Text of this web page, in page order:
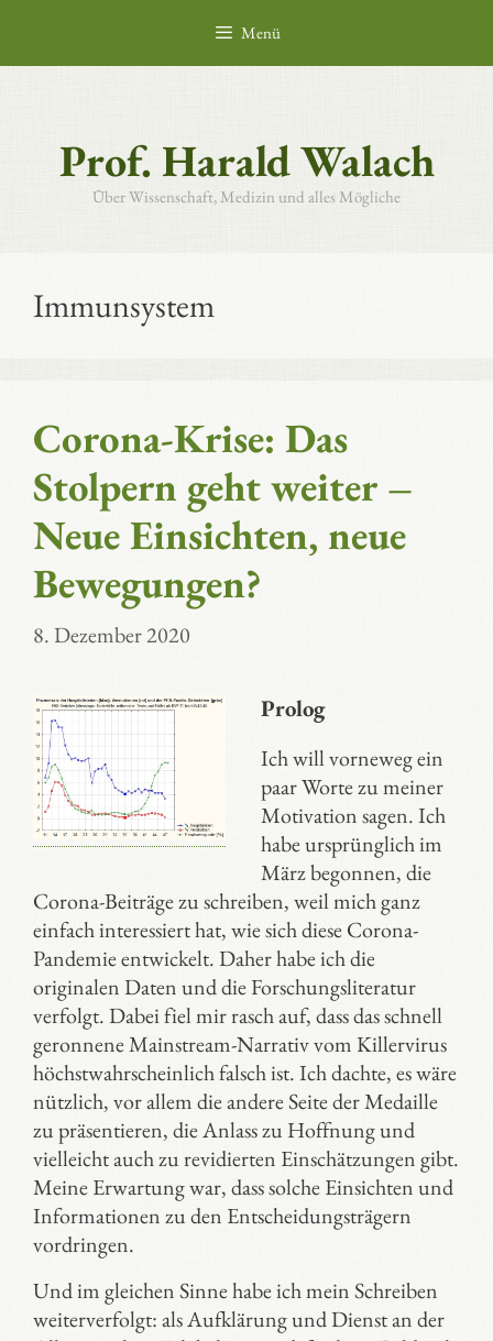
springen
Menü
Prof. Harald Walach
Über Wissenschaft, Medizin und alles Mögliche
Immunsystem
Corona-Krise: Das
Stolpern geht weiter –
Neue Einsichten, neue
Bewegungen?
8. Dezember 2020
Prolog
Ich will vorneweg ein
paar Worte zu meiner
Motivation sagen. Ich
habe ursprünglich im
März begonnen, die
Corona-Beiträge zu schreiben, weil mich ganz
einfach interessiert hat, wie sich diese Corona-
Pandemie entwickelt. Daher habe ich die
originalen Daten und die Forschungsliteratur
verfolgt. Dabei fiel mir rasch auf, dass das schnell
geronnene Mainstream-Narrativ vom Killervirus
höchstwahrscheinlich falsch ist. Ich dachte, es wäre
nützlich, vor allem die andere Seite der Medaille
zu präsentieren, die Anlass zu Hoffnung und
vielleicht auch zu revidierten Einschätzungen gibt.
Meine Erwartung war, dass solche Einsichten und
Informationen zu den Entscheidungsträgern
vordringen.
Und im gleichen Sinne habe ich mein Schreiben
weiterverfolgt: als Aufklärung und Dienst an der